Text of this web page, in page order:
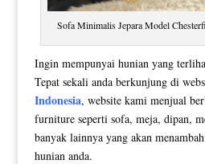
Sofa Minimalis Jepara Model
Ingin mempunyai hunian yang
Tepat sekali anda berkunjung di
Indonesia, website kami menjual
furniture seperti sofa, meja, dipan,
banyak lainnya yang akan
hunian anda.